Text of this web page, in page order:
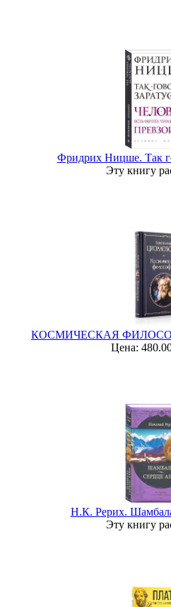
Фридрих Ницше. Так
Эту книгу
КОСМИЧЕСКАЯ
Цена:
Н.К. Рерих.
Эту книгу